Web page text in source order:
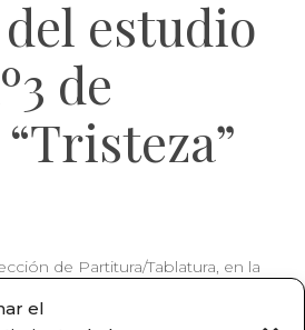
el
estudio
de
de Partitura/Tablatura, en la